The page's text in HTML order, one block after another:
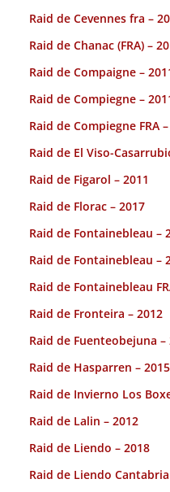
Raid de Cevennes fra –
Raid de Chanac (FRA) –
Raid de Compaigne –
Raid de Compiegne –
Raid de Compiegne FRA
Raid de El Viso-
Raid de Figarol – 2011
Raid de Florac – 2017
Raid de Fontainebleau –
Raid de Fontainebleau –
Raid de Fontainebleau
Raid de Fronteira – 2012
Raid de Fuenteobejuna –
Raid de Hasparren – 2015
Raid de Invierno Los
Raid de Lalin – 2012
Raid de Liendo – 2018
Raid de Liendo